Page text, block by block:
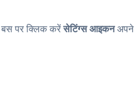
बस पर क्लिक करेंसेटिंग्स आइकनअपने